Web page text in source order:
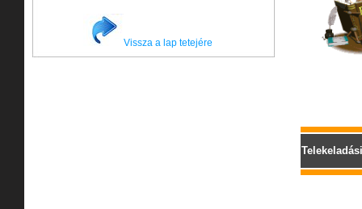
Vissza a lap tetejére